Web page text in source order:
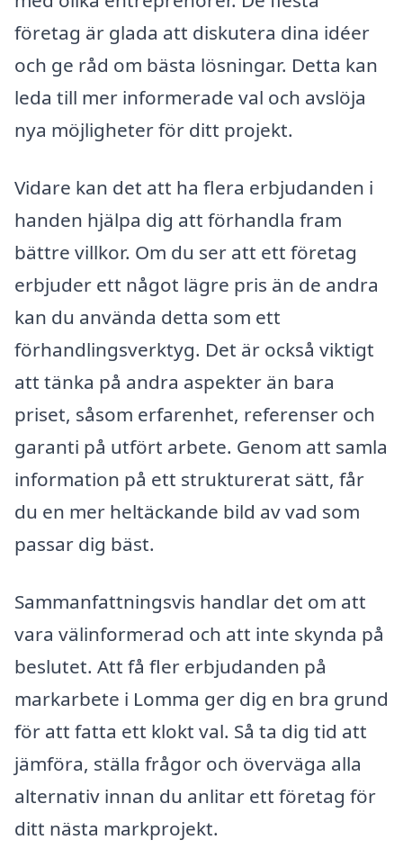
företag är glada att diskutera dina idéer
och ge råd om bästa lösningar. Detta kan
leda till mer informerade val och avslöja
nya möjligheter för ditt projekt.
Vidare kan det att ha flera erbjudanden i
handen hjälpa dig att förhandla fram
bättre villkor. Om du ser att ett företag
erbjuder ett något lägre pris än de andra
kan du använda detta som ett
förhandlingsverktyg. Det är också viktigt
att tänka på andra aspekter än bara
priset, såsom erfarenhet, referenser och
garanti på utfört arbete. Genom att samla
information på ett strukturerat sätt, får
du en mer heltäckande bild av vad som
passar dig bäst.
Sammanfattningsvis handlar det om att
vara välinformerad och att inte skynda på
beslutet. Att få fler erbjudanden på
markarbete i Lomma ger dig en bra grund
för att fatta ett klokt val. Så ta dig tid att
jämföra, ställa frågor och överväga alla
alternativ innan du anlitar ett företag för
ditt nästa markprojekt.